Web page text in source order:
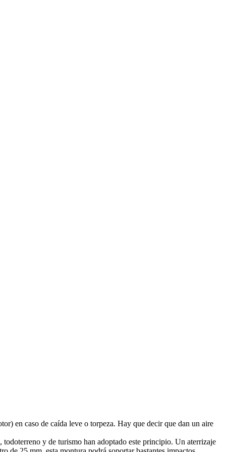
en caso de caída leve o torpeza. Hay que decir que dan un aire
y de turismo han adoptado este principio. Un aterrizaje